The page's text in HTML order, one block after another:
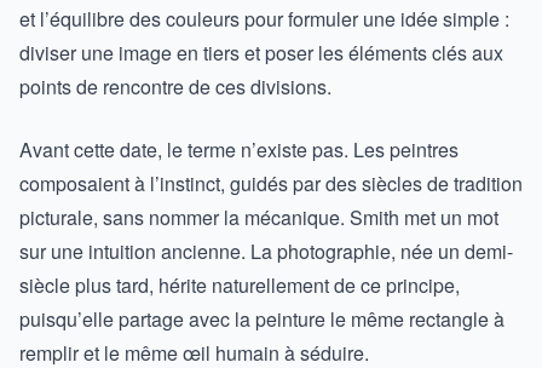
et l’équilibre des couleurs pour formuler une idée simple :
diviser une image en tiers et poser les éléments clés aux
points de rencontre de ces divisions.
Avant cette date, le terme n’existe pas. Les peintres
composaient à l’instinct, guidés par des siècles de tradition
picturale, sans nommer la mécanique. Smith met un mot
sur une intuition ancienne. La photographie, née un demi-
siècle plus tard, hérite naturellement de ce principe,
puisqu’elle partage avec la peinture le même rectangle à
remplir et le même œil humain à séduire.